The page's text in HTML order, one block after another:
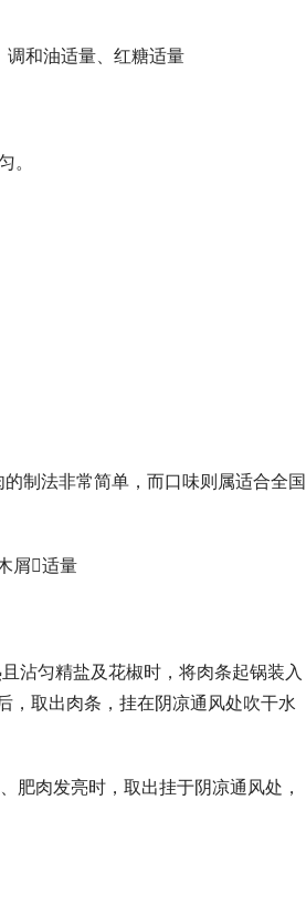
和油适量、红糖适量
制法非常简单，而口味则属适合全国
屑适量
沾匀精盐及花椒时，将肉条起锅装入
，取出肉条，挂在阴凉通风处吹干水
肥肉发亮时，取出挂于阴凉通风处，